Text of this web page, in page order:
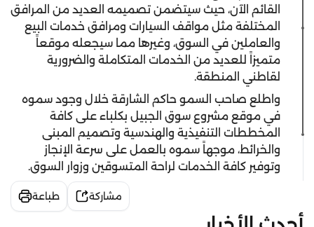
القائم الآن، حيث سيتضمن تصميمه العديد من المرافق
المختلفة مثل مواقف السيارات ومرافق خدمات البيع
والعاملين في السوق، وغيرها مما سيجعله موقعاً
متميزاً للعديد من الخدمات المتكاملة والضرورية
لقاطني المنطقة.
واطلع صاحب السمو حاكم الشارقة خلال وجود سموه
في موقع مشروع سوق الجبيل بكلباء على كافة
المخططات التنفيذية والهندسية وتصميم المبنى
والخرائط، موجهاً سموه بالعمل على سرعة الإنجاز
وتوفير كافة الخدمات لراحة المتسوقين وزوار السوق.
مشاركة طباعة